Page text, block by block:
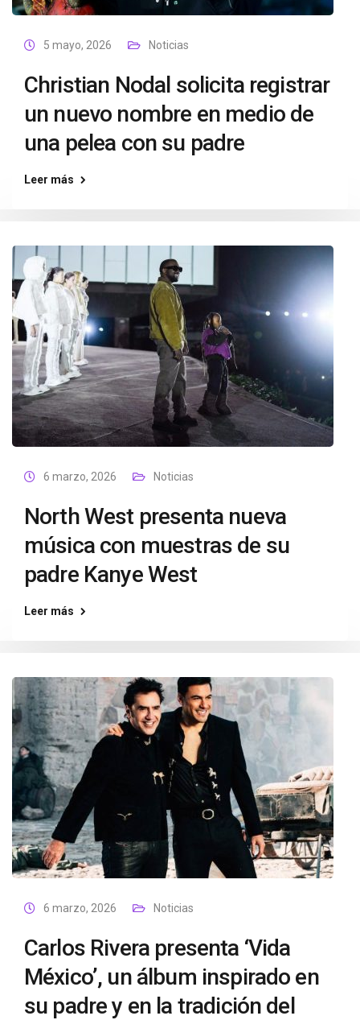
5 mayo, 2026 Noticias
Christian Nodal solicita registrar
un nuevo nombre en medio de
una pelea con su padre
Leer más
6 marzo, 2026 Noticias
North West presenta nueva
música con muestras de su
padre Kanye West
Leer más
6 marzo, 2026 Noticias
Carlos Rivera presenta ‘Vida
México’, un álbum inspirado en
su padre y en la tradición del